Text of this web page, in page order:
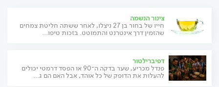
צינור הנשמה
חייו של בחור בן 27 ניצלו, לאחר ששתה חליטת צמחים
שהזמין דרך אינטרנט והתמוטט. בזכות טיפו...
דפיברילטור
פנדל מכריע, שער בדקה ה־90 או הפסד דרמטי יכולים
להעלות את הדופק של כל אוהד, אבל האם הם ג...